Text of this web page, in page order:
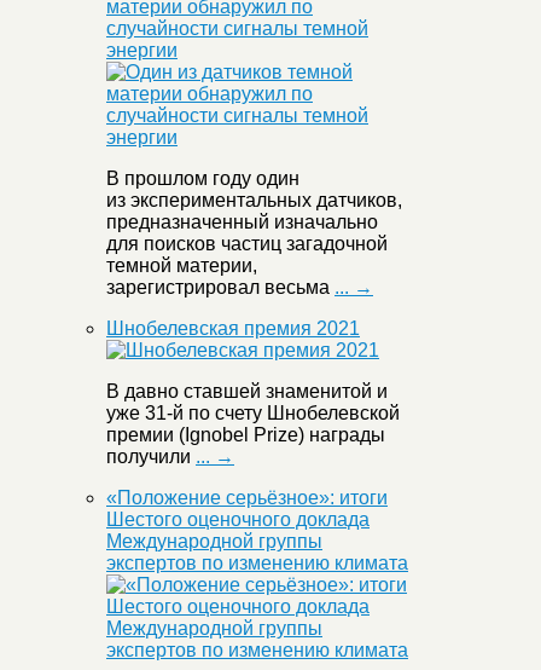
материи обнаружил по
случайности сигналы темной
энергии
В прошлом году один
из экспериментальных датчиков,
предназначенный изначально
для поисков частиц загадочной
темной материи,
зарегистрировал весьма ... →
Шнобелевская премия 2021
В давно ставшей знаменитой и
уже 31-й по счету Шнобелевской
премии (Ignobel Prize) награды
получили ... →
«Положение серьёзное»: итоги
Шестого оценочного доклада
Международной группы
экспертов по изменению климата